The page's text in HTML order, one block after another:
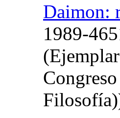
Daimon:
1989-